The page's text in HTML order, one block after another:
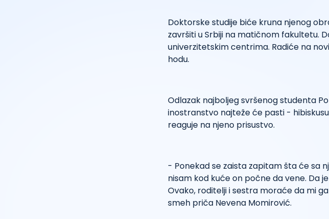
Doktorske studije biće kruna njenog
završiti u Srbiji na matičnom fakultetu.
univerzitetskim centrima. Radiće na
hodu.
Odlazak najboljeg svršenog studenta
inostranstvo najteže će pasti -
reaguje na njeno prisustvo.
- Ponekad se zaista zapitam šta će sa
nisam kod kuće on počne da vene. Da
Ovako, roditelji i sestra moraće da mi
smeh priča Nevena Momirović.